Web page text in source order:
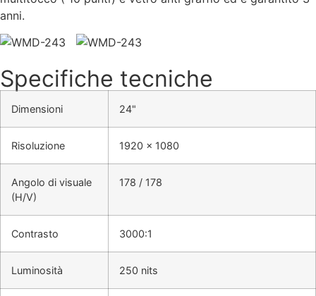
anni.
Specifiche tecniche
Dimensioni 24"
Risoluzione 1920 x 1080
Angolo di visuale
(H/V)
178 / 178
Contrasto 3000:1
Luminosità 250 nits